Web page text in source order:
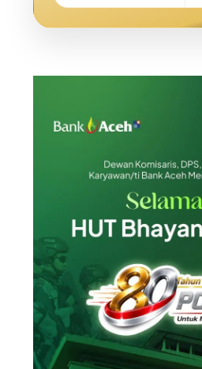
Emas Batangan 50 gr
Emas Batangan 100 gr